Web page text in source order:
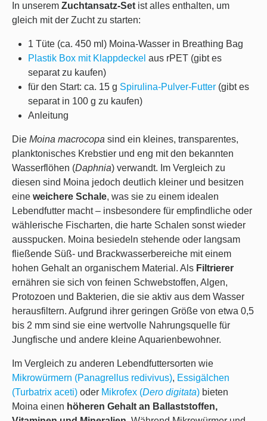
In unserem Zuchtansatz-Set ist alles enthalten, um
gleich mit der Zucht zu starten:
1 Tüte (ca. 450 ml) Moina-Wasser in Breathing Bag
Plastik Box mit Klappdeckel aus rPET (gibt es
separat zu kaufen)
für den Start: ca. 15 g Spirulina-Pulver-Futter (gibt es
separat in 100 g zu kaufen)
Anleitung
Die Moina macrocopa sind ein kleines, transparentes,
planktonisches Krebstier und eng mit den bekannten
Wasserflöhen (Daphnia) verwandt. Im Vergleich zu
diesen sind Moina jedoch deutlich kleiner und besitzen
eine weichere Schale, was sie zu einem idealen
Lebendfutter macht – insbesondere für empfindliche oder
wählerische Fischarten, die harte Schalen sonst wieder
ausspucken. Moina besiedeln stehende oder langsam
fließende Süß- und Brackwasserbereiche mit einem
hohen Gehalt an organischem Material. Als Filtrierer
ernähren sie sich von feinen Schwebstoffen, Algen,
Protozoen und Bakterien, die sie aktiv aus dem Wasser
herausfiltern. Aufgrund ihrer geringen Größe von etwa 0,5
bis 2 mm sind sie eine wertvolle Nahrungsquelle für
Jungfische und andere kleine Aquarienbewohner.
Im Vergleich zu anderen Lebendfuttersorten wie
Mikrowürmern (Panagrellus redivivus), Essigälchen
(Turbatrix aceti) oder Mikrofex (Dero digitata) bieten
Moina einen höheren Gehalt an Ballaststoffen,